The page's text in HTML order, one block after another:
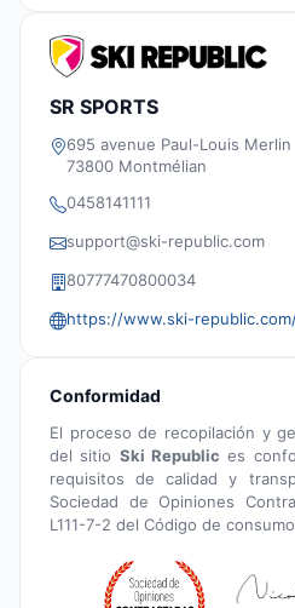
SR SPORTS
695 avenue Paul-Louis Merlin
73800 Montmélian
0458141111
support@ski-republic.com
80777470800034
https://www.ski-
Conformidad
El proceso de recopilación y
del sitio Ski Republic es
requisitos de calidad y
Sociedad de Opiniones
L111-7-2 del Código de